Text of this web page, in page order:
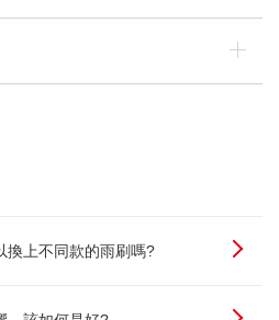
換上不同款的雨刷嗎?